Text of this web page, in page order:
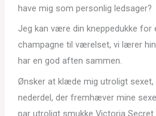
have mig som personlig ledsager?
Jeg kan være din kneppedukke for
champagne til værelset, vi lærer
har en god aften sammen.
Ønsker at klæde mig utroligt sexet,
nederdel, der fremhæver mine
par utroligt smukke Victoria Secret